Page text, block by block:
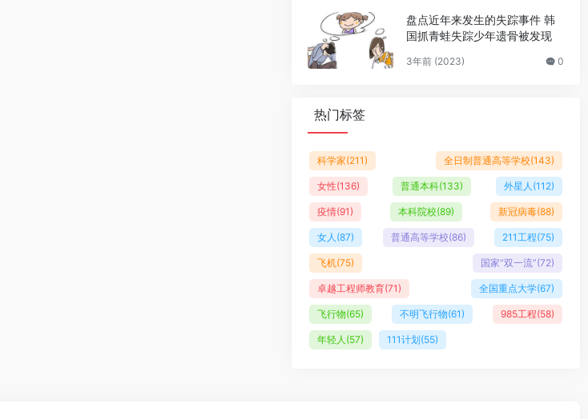
盘点近年来发生的失踪事件 韩
国抓青蛙失踪少年遗骨被发现
3年前 (2023) 0
热门标签
科学家(211) 全日制普通高等学校(143)
女性(136) 普通本科(133) 外星人 (112)
疫情(91) 本科院校(89) 新冠病毒(88)
女人 (87) 普通高等学校(86) 211工程(75)
飞机(75) 国家“双一流”(72)
卓越工程师教育(71) 全国重点大学(67)
飞行物(65) 不明飞行物(61) 985工程(58)
年轻人 (57) 111计划(55)